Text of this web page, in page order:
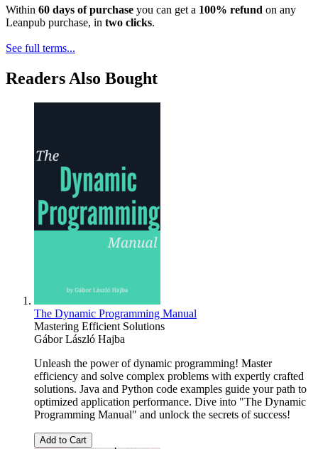
Within 60 days of purchase you can get a 100% refund on any
Leanpub purchase, in two clicks.
See full terms...
Readers Also Bought
The Dynamic Programming Manual
Mastering Efficient Solutions
Gábor László Hajba
Unleash the power of dynamic programming! Master
efficiency and solve complex problems with expertly crafted
solutions. Java and Python code examples guide your path to
optimized application performance. Dive into "The Dynamic
Programming Manual" and unlock the secrets of success!
Add to Cart